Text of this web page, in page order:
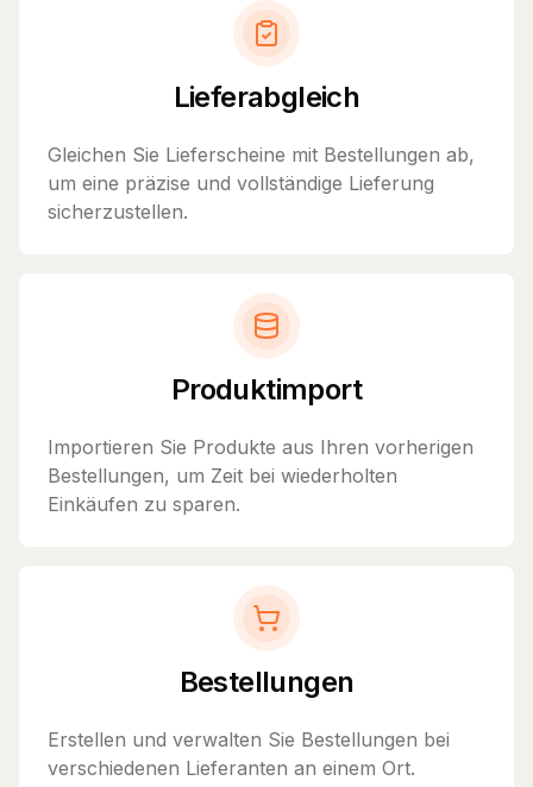
Lieferabgleich
Gleichen Sie Lieferscheine mit Bestellungen ab,
um eine präzise und vollständige Lieferung
sicherzustellen.
Produktimport
Importieren Sie Produkte aus Ihren vorherigen
Bestellungen, um Zeit bei wiederholten
Einkäufen zu sparen.
Bestellungen
Erstellen und verwalten Sie Bestellungen bei
verschiedenen Lieferanten an einem Ort.